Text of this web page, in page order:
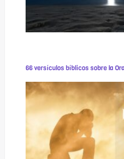
66 versículos bíblicos sobre la